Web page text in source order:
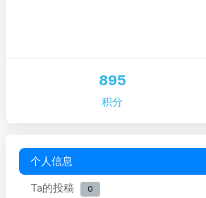
895
积分
个人信息
Ta的投稿
0